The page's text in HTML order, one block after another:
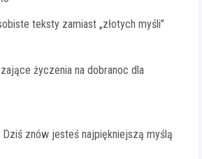
teksty zamiast „złotych myśli”
życzenia na dobranoc dla
Dziś znów jesteś najpiękniejszą myślą